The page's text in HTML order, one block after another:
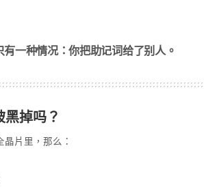
一种情况：你把助记词给了别人。
掉吗？
片里，那么：